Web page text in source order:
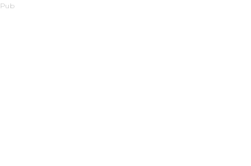
Pub